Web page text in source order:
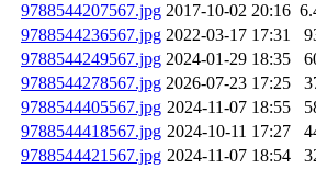
9788544207567.jpg 2017-10-02 20:16
9788544236567.jpg 2022-03-17 17:31
9788544249567.jpg 2024-01-29 18:35
9788544278567.jpg 2026-07-23 17:25
9788544405567.jpg 2024-11-07 18:55
9788544418567.jpg 2024-10-11 17:27
9788544421567.jpg 2024-11-07 18:54